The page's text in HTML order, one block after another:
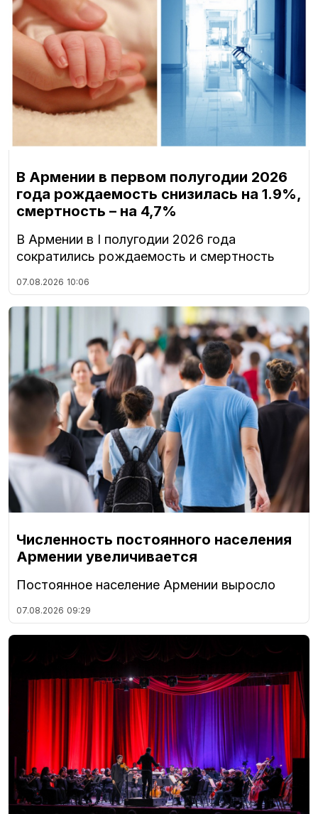
В Армении в первом полугодии 2026
года рождаемость снизилась на 1.9%,
смертность – на 4,7%
В Армении в I полугодии 2026 года
сократились рождаемость и смертность
07.08.2026 10:06
Численность постоянного населения
Армении увеличивается
Постоянное население Армении выросло
07.08.2026 09:29